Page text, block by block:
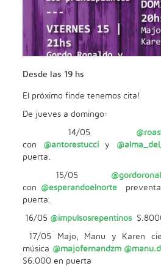
Desde las 19 hs
El próximo finde tenemos cita!
De jueves a domingo:
14/05
con @antorestucciy
puerta.
15/05
con @esperandoelnorte
puerta.
16/05 @impulsosrepentinos
17/05 Majo, Manu y Karen
música @majofernandzm
$6.000 en puerta